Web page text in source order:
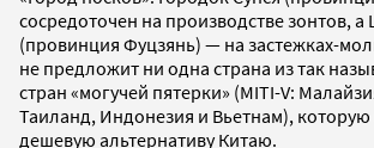
сосредоточен на производстве зонтов, а
(провинция Фуцзянь) — на застежках-
не предложит ни одна страна из так
стран «могучей пятерки» (MITI-V:
Таиланд, Индонезия и Вьетнам),
дешевую альтернативу Китаю.